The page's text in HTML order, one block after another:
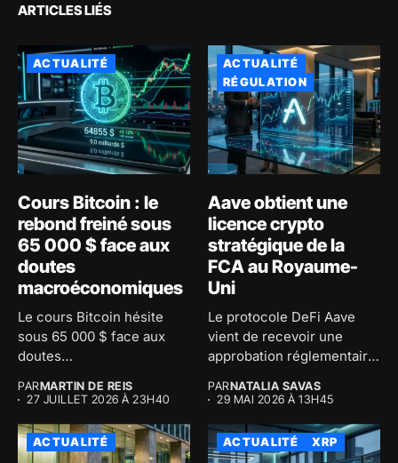
ARTICLES LIÉS
ACTUALITÉ
Cours Bitcoin : le
rebond freiné sous
65 000 $ face aux
doutes
macroéconomiques
Le cours Bitcoin hésite
sous 65 000 $ face aux
doutes
PARMARTIN DE REIS
27 JUILLET 2026 À 23H40
ACTUALITÉ
RÉGULATION
Aave obtient une
licence crypto
stratégique de la
FCA au Royaume-
Uni
Le protocole DeFi Aave
vient de recevoir une
approbation réglementaire
PARNATALIA SAVAS
29 MAI 2026 À 13H45
ACTUALITÉ ACTUALITÉ XRP